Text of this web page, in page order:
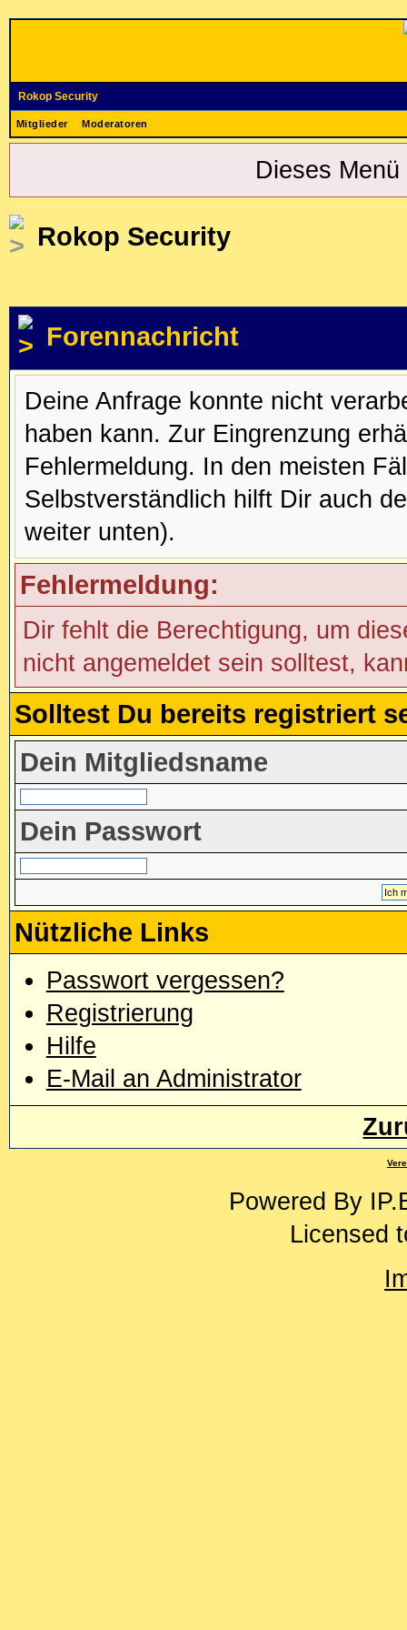
Rokop Security
Mitglieder Moderatoren
Dieses
Rokop Security
Forennachricht
Deine Anfrage konnte nicht
haben kann. Zur Eingrenzung
Fehlermeldung. In den meisten
Selbstverständlich hilft Dir auch
weiter unten).
Fehlermeldung:
Dir fehlt die Berechtigung, um
nicht angemeldet sein solltest,
Solltest Du bereits registriert
Dein Mitgliedsname
Dein Passwort
Nützliche Links
Passwort vergessen?
Registrierung
Hilfe
E-Mail an Administrator
Powered By
Licensed